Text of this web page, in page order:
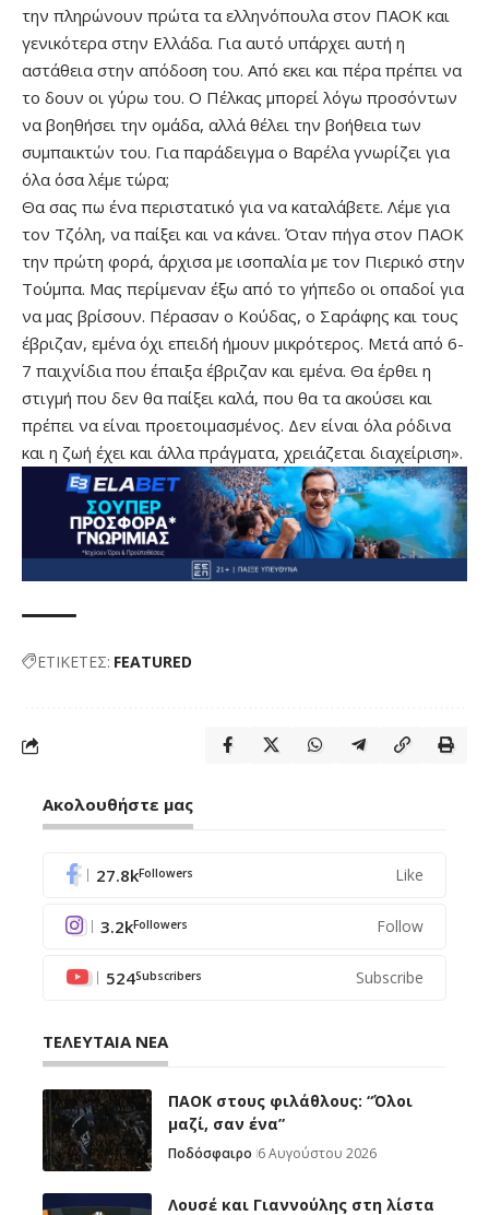
την πληρώνουν πρώτα τα ελληνόπουλα στον ΠΑΟΚ και
γενικότερα στην Ελλάδα. Για αυτό υπάρχει αυτή η
αστάθεια στην απόδοση του. Από εκει και πέρα πρέπει να
το δουν οι γύρω του. Ο Πέλκας μπορεί λόγω προσόντων
να βοηθήσει την ομάδα, αλλά θέλει την βοήθεια των
συμπαικτών του. Για παράδειγμα ο Βαρέλα γνωρίζει για
όλα όσα λέμε τώρα;
Θα σας πω ένα περιστατικό για να καταλάβετε. Λέμε για
τον Τζόλη, να παίξει και να κάνει. Όταν πήγα στον ΠΑΟΚ
την πρώτη φορά, άρχισα με ισοπαλία με τον Πιερικό στην
Τούμπα. Μας περίμεναν έξω από το γήπεδο οι οπαδοί για
να μας βρίσουν. Πέρασαν ο Κούδας, ο Σαράφης και τους
έβριζαν, εμένα όχι επειδή ήμουν μικρότερος. Μετά από 6-
7 παιχνίδια που έπαιξα έβριζαν και εμένα. Θα έρθει η
στιγμή που δεν θα παίξει καλά, που θα τα ακούσει και
πρέπει να είναι προετοιμασμένος. Δεν είναι όλα ρόδινα
και η ζωή έχει και άλλα πράγματα, χρειάζεται διαχείριση».
ΕΤΙΚΕΤΕΣ: FEATURED
Ακολουθήστε μας
27.8kFollowers Like
3.2kFollowers Follow
524Subscribers Subscribe
ΤΕΛΕΥΤΑΙΑ ΝΕΑ
ΠΑΟΚ στους φιλάθλους: “Όλοι
μαζί, σαν ένα”
Ποδόσφαιρο 6 Αυγούστου 2026
Λουσέ και Γιαννούλης στη λίστα